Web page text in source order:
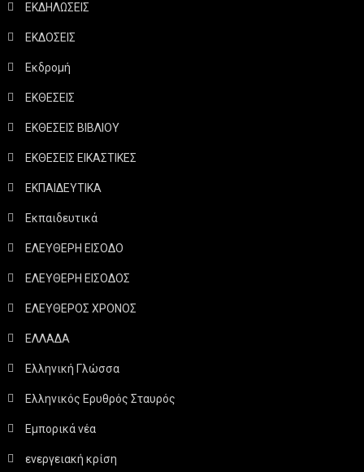
ΕΚΔΗΛΩΣΕΙΣ
ΕΚΔΟΣΕΙΣ
Εκδρομή
ΕΚΘΕΣΕΙΣ
ΕΚΘΕΣΕΙΣ ΒΙΒΛΙΟΥ
ΕΚΘΕΣΕΙΣ ΕΙΚΑΣΤΙΚΕΣ
ΕΚΠΑΙΔΕΥΤΙΚΑ
Εκπαιδευτικά
ΕΛΕΥΘΕΡΗ ΕΙΣΟΔΟ
ΕΛΕΥΘΕΡΗ ΕΙΣΟΔΟΣ
ΕΛΕΥΘΕΡΟΣ ΧΡΟΝΟΣ
ΕΛΛΑΔΑ
Ελληνική Γλώσσα
Ελληνικός Ερυθρός Σταυρός
Εμπορικά νέα
ενεργειακή κρίση